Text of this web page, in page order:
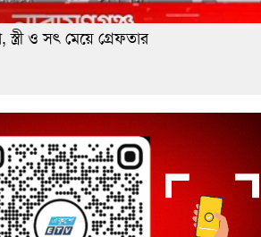
স্ত্রী ও সৎ মেয়ে গ্রেফতার